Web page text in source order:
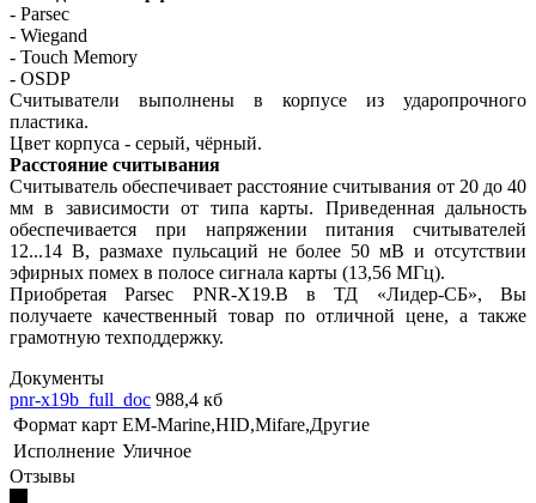
- Parsec
- Wiegand
- Touch Memory
- OSDP
Считыватели выполнены в корпусе из ударопрочного
пластика.
Цвет корпуса - серый, чёрный.
Расстояние считывания
Считыватель обеспечивает расстояние считывания от 20 до 40
мм в зависимости от типа карты. Приведенная дальность
обеспечивается при напряжении питания считывателей
12...14 В, размахе пульсаций не более 50 мВ и отсутствии
эфирных помех в полосе сигнала карты (13,56 МГц).
Приобретая Parsec PNR-X19.B в ТД «Лидер-СБ», Вы
получаете качественный товар по отличной цене, а также
грамотную техподдержку.
Документы
pnr-x19b_full_doc 988,4 кб
Формат карт EM-Marine,HID,Mifare,Другие
Исполнение Уличное
Отзывы